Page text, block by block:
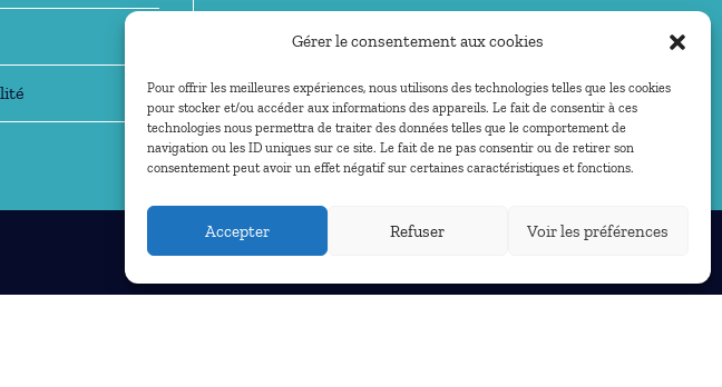
Gérer le consentement aux cookies
Pour offrir les meilleures expériences, nous utilisons des technologies telles que les cookies
pour stocker et/ou accéder aux informations des appareils. Le fait de consentir à ces
technologies nous permettra de traiter des données telles que le comportement de
navigation ou les ID uniques sur ce site. Le fait de ne pas consentir ou de retirer son
consentement peut avoir un effet négatif sur certaines caractéristiques et fonctions.
Accepter Refuser Voir les préférences